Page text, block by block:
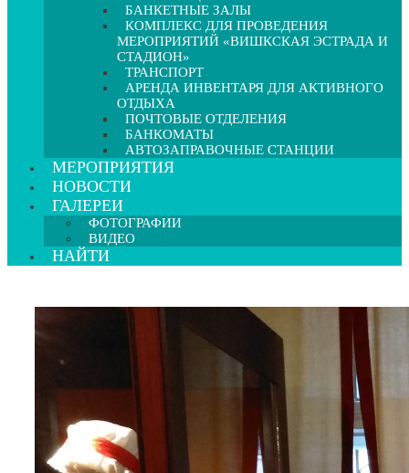
БАНКЕТНЫЕ ЗАЛЫ
КОМПЛЕКС ДЛЯ ПРОВЕДЕНИЯ
МЕРОПРИЯТИЙ «ВИШКСКАЯ ЭСТРАДА И
СТАДИОН»
ТРАНСПОРТ
АРЕНДА ИНВЕНТАРЯ ДЛЯ АКТИВНОГО
ОТДЫХА
ПОЧТОВЫЕ ОТДЕЛЕНИЯ
БАНКОМАТЫ
АВТОЗАПРАВОЧНЫЕ СТАНЦИИ
МЕРОПРИЯТИЯ
НОВОСТИ
ГАЛЕРЕИ
ФОТОГРАФИИ
ВИДЕО
НАЙТИ